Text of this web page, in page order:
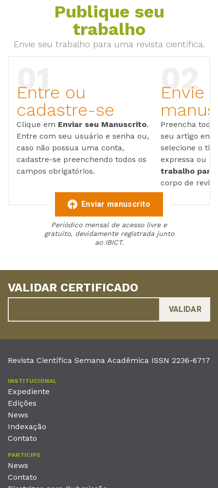
Publique seu
trabalho
Envie seu trabalho para uma revista científica.
Entre ou
cadastre-se
Clique em Enviar seu Manuscrito.
Entre com seu usuário e senha ou,
caso não possua uma conta,
cadastre-se preenchendo todos os
campos obrigatórios.
Envie
Preencha
seu artigo em
selecione o
expressa ou
trabalho para
corpo de
Enviar manuscrito
Periódico mensal de acesso livre e
gratuito, devidamente registrada junto
ao IBICT.
VALIDAR CERTIFICADO
Revista Científica Semana Acadêmica ISSN 2236-6717
INSTITUCIONAL
Expediente
Edições
News
Indexação
Contato
PARTICIPE
News
Contato